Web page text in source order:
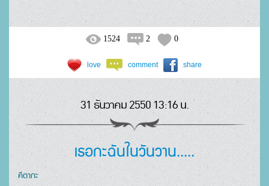
1524 2 0
love comment share
31 ธันวาคม 2550 13:16 น.
เธอกะฉันในวันวาน.....
คีตากะ